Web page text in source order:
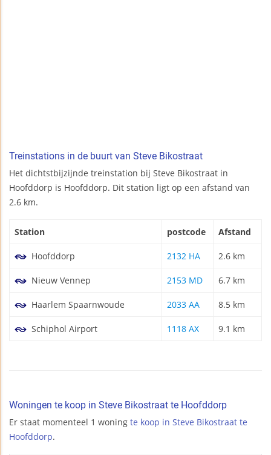
Treinstations in de buurt van Steve Bikostraat
Het dichtstbijzijnde treinstation bij Steve Bikostraat in
Hoofddorp is Hoofddorp. Dit station ligt op een afstand van
2.6 km.
Station postcode Afstand
Hoofddorp 2132 HA 2.6 km
Nieuw Vennep 2153 MD 6.7 km
Haarlem Spaarnwoude 2033 AA 8.5 km
Schiphol Airport 1118 AX 9.1 km
Woningen te koop in Steve Bikostraat te Hoofddorp
Er staat momenteel 1 woning te koop in Steve Bikostraat te
Hoofddorp.